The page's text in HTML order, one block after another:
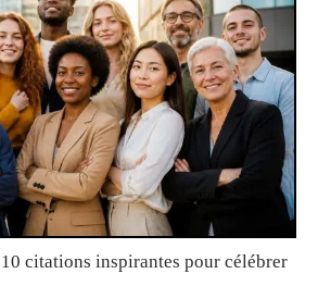
citations inspirantes pour célébrer